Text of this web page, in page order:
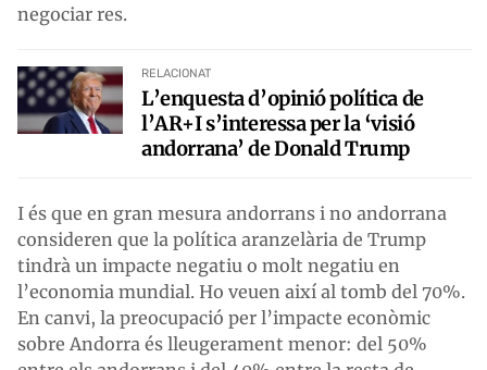
negociar res.
RELACIONAT
L’enquesta d’opinió política de
l’AR+I s’interessa per la ‘visió
andorrana’ de Donald Trump
I és que en gran mesura andorrans i no andorrana
consideren que la política aranzelària de Trump
tindrà un impacte negatiu o molt negatiu en
l’economia mundial. Ho veuen així al tomb del 70%.
En canvi, la preocupació per l’impacte econòmic
sobre Andorra és lleugerament menor: del 50%